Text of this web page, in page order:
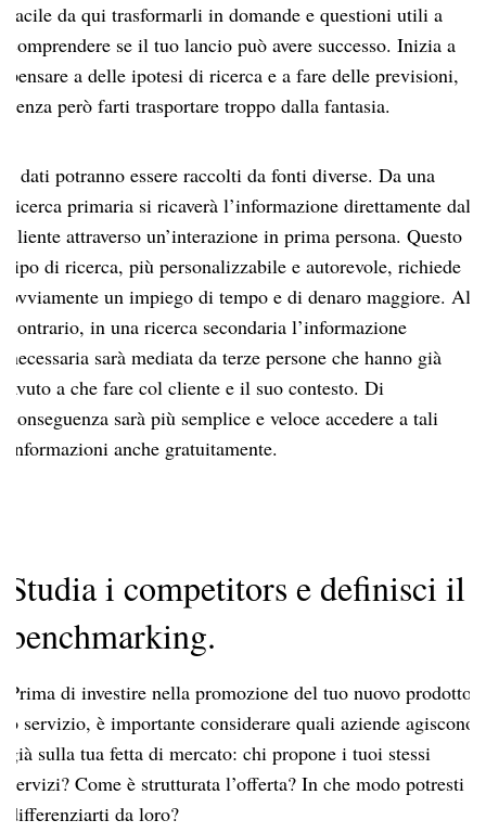
facile da qui trasformarli in domande e questioni utili a
comprendere se il tuo lancio può avere successo. Inizia a
pensare a delle ipotesi di ricerca e a fare delle previsioni,
senza però farti trasportare troppo dalla fantasia.
I dati potranno essere raccolti da fonti diverse. Da una
ricerca primaria si ricaverà l’informazione direttamente dal
cliente attraverso un’interazione in prima persona. Questo
tipo di ricerca, più personalizzabile e autorevole, richiede
ovviamente un impiego di tempo e di denaro maggiore. Al
contrario, in una ricerca secondaria l’informazione
necessaria sarà mediata da terze persone che hanno già
avuto a che fare col cliente e il suo contesto. Di
conseguenza sarà più semplice e veloce accedere a tali
informazioni anche gratuitamente.
Studia i competitors e definisci il
benchmarking.
Prima di investire nella promozione del tuo nuovo prodotto
o servizio, è importante considerare quali aziende agiscono
già sulla tua fetta di mercato: chi propone i tuoi stessi
servizi? Come è strutturata l’offerta? In che modo potresti
differenziarti da loro?